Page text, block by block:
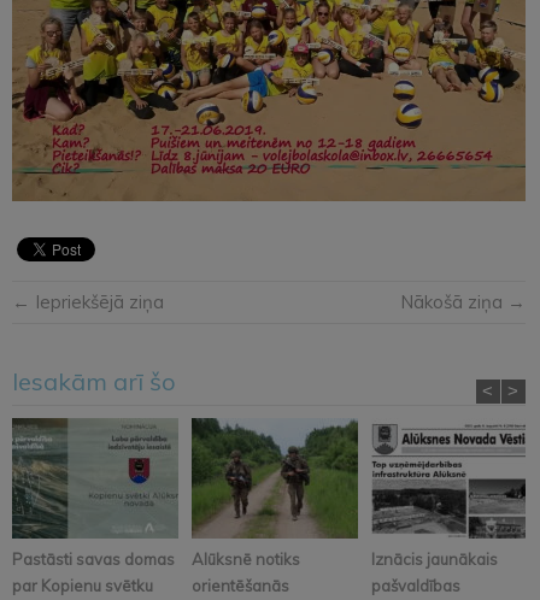
← Iepriekšējā ziņa Nākošā ziņa →
Iesakām arī šo
Pastāsti savas domas
par Kopienu svētku
Alūksnē notiks
orientēšanās
Iznācis jaunākais
pašvaldības
< >